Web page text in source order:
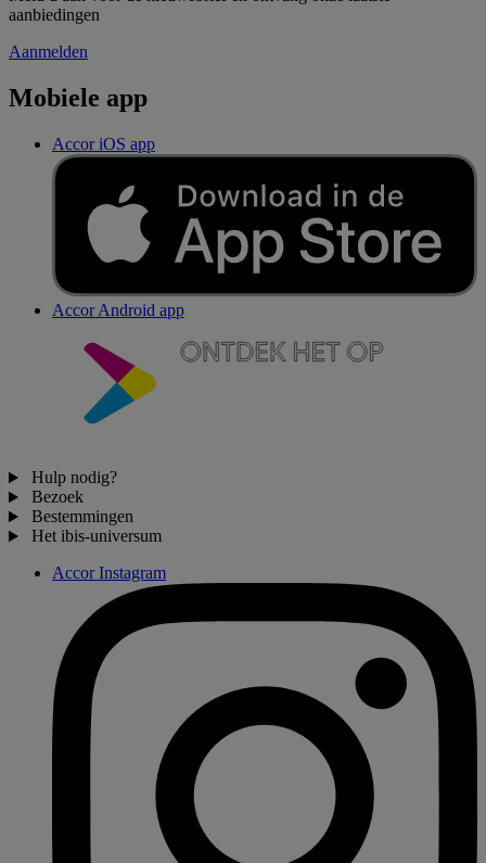
aanbiedingen
Aanmelden
Mobiele app
Accor iOS app
Accor Android app
Hulp nodig?
Bezoek
Bestemmingen
Het ibis-universum
Accor Instagram